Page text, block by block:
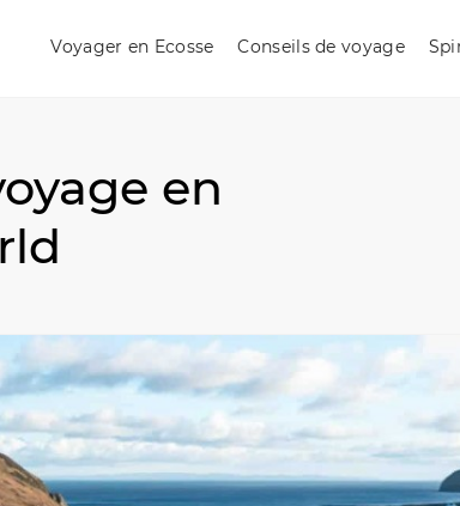
Voyager en Ecosse Conseils de voyage
en